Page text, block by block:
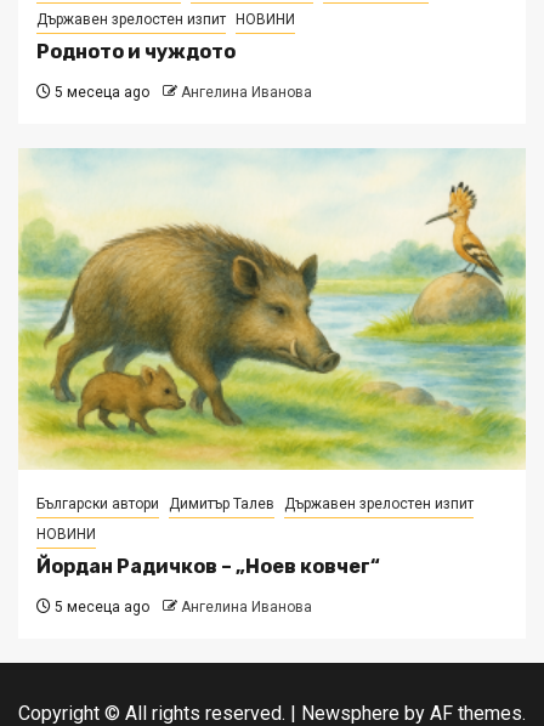
Държавен зрелостен изпит НОВИНИ
Родното и чуждото
5 месеца ago Ангелина Иванова
Български автори Димитър Талев
Държавен зрелостен изпит
НОВИНИ
Йордан Радичков – „Ноев ковчег“
5 месеца ago Ангелина Иванова
Copyright © All rights reserved. | Newsphere by AF themes.